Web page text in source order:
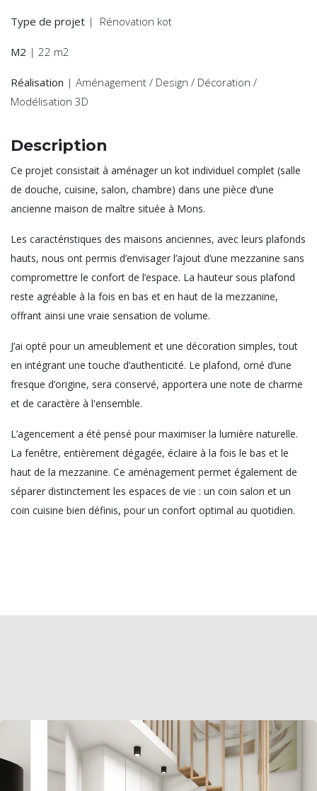
Type de projet | Rénovation kot
M2 | 22 m2
Réalisation | Aménagement / Design / Décoration /
Modélisation 3D
Description
Ce projet consistait à aménager un kot individuel complet (salle
de douche, cuisine, salon, chambre) dans une pièce d’une
ancienne maison de maître située à Mons.
Les caractéristiques des maisons anciennes, avec leurs plafonds
hauts, nous ont permis d’envisager l’ajout d’une mezzanine sans
compromettre le confort de l’espace. La hauteur sous plafond
reste agréable à la fois en bas et en haut de la mezzanine,
offrant ainsi une vraie sensation de volume.
J’ai opté pour un ameublement et une décoration simples, tout
en intégrant une touche d’authenticité. Le plafond, orné d’une
fresque d’origine, sera conservé, apportera une note de charme
et de caractère à l'ensemble.
L’agencement a été pensé pour maximiser la lumière naturelle.
La fenêtre, entièrement dégagée, éclaire à la fois le bas et le
haut de la mezzanine. Ce aménagement permet également de
séparer distinctement les espaces de vie : un coin salon et un
coin cuisine bien définis, pour un confort optimal au quotidien.